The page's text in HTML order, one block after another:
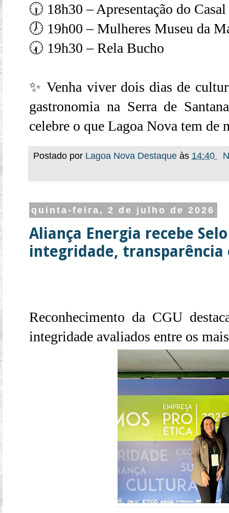
🕡 18h30 – Apresentação do
🕖 19h00 – Mulheres Museu da
🕢 19h30 – Rela Bucho
✨ Venha viver dois dias de
gastronomia na Serra de
celebre o que Lagoa Nova tem de
Postado por Lagoa Nova Destaque às 14:40
quinta-feira, 2 de julho de 2026
Aliança Energia recebe
integridade, transparência
Reconhecimento da CGU
integridade avaliados entre os